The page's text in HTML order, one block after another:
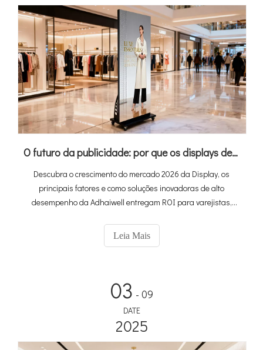
O futuro da publicidade: por que os displays de pôsteres do LED são o seu próximo grande ROI？
Descubra o crescimento do mercado 2026 da Display, os
principais fatores e como soluções inovadoras de alto
desempenho da Adhaiwell entregam ROI para varejistas,
Leia Mais
03 - 09
DATE
2025